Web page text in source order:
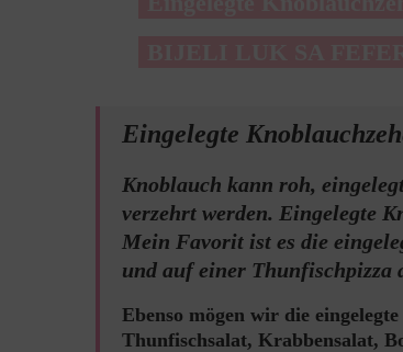
Eingelegte
Knoblauch kann roh,
verzehrt werden. Eingelegte
Mein Favorit ist es die
und auf einer Thunfischpizza
Ebenso mögen wir die
Thunfischsalat, Krabbensalat,